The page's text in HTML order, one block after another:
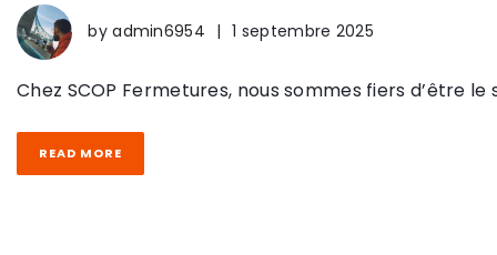
byadmin6954 | 1 septembre 2025
Chez SCOP Fermetures, nous sommes fiers d’être
READ MORE